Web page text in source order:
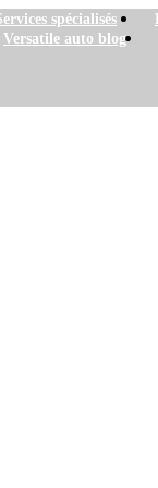
spécialisés
Versatile auto blog